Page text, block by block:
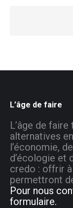
L’âge de faire
L’âge de
alternatives
l’économie,
d’écologie et
credo : offrir
permettront
Pour nous
formulaire.